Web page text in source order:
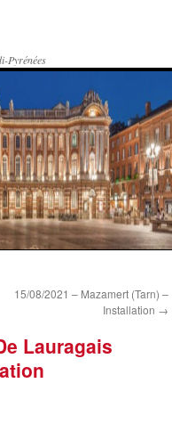
Pyrénées
15/08/2021 – Mazamert (Tarn) –
Installation →
Lauragais